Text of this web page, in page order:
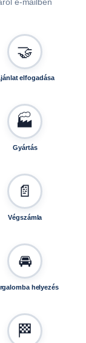
🤝
elfogadása
🏭
Gyártás
📄
Végszámla
🚘
helyezés
🏁